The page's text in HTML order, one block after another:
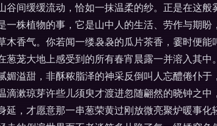
间缓缓流动，恰如一抹温柔的纱。正是在这
株植物的事，它是山中人的生活、劳作与期
香气。你若闻一缕袅袅的瓜片茶香，霎时便
茏大地上感受到的所有春宵晨露一并溶入其
溢甜，非酥秾脂泽的神采反倒叫人忘醴倦仆于
漱琼芽许些儿须臾才渡进忽随翩然的晓钟之
，才愿意那一串葱荣黄过刚放微亮聚炉暖事